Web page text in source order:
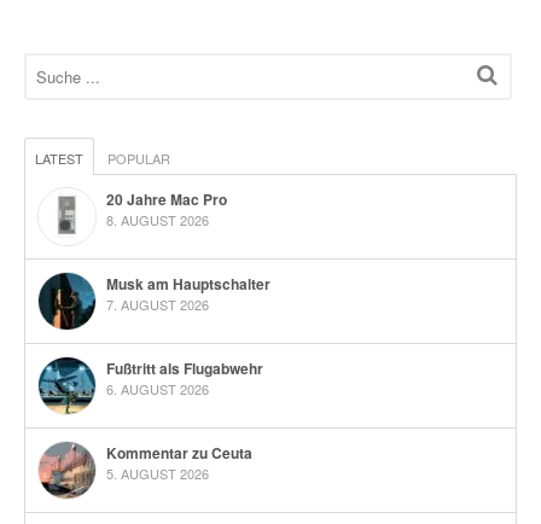
LATEST POPULAR
20 Jahre Mac Pro
8. AUGUST 2026
Musk am Hauptschalter
7. AUGUST 2026
Fußtritt als Flugabwehr
6. AUGUST 2026
Kommentar zu Ceuta
5. AUGUST 2026